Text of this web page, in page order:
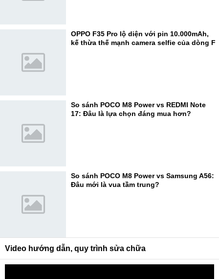
OPPO F35 Pro lộ diện với pin 10.000mAh,
kế thừa thế mạnh camera selfie của dòng F
So sánh POCO M8 Power vs REDMI Note
17: Đâu là lựa chọn đáng mua hơn?
So sánh POCO M8 Power vs Samsung A56:
Đâu mới là vua tầm trung?
Video hướng dẫn, quy trình sửa chữa